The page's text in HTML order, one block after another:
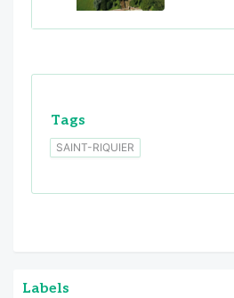
Tags
SAINT-RIQUIER
Labels